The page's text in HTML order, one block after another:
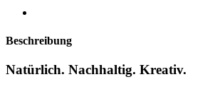
Beschreibung
Natürlich. Nachhaltig. Kreativ.